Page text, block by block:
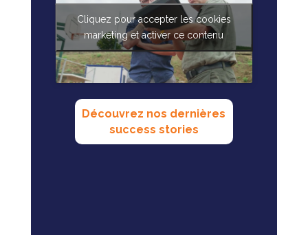
Cliquez pour accepter les cookies
marketing et activer ce contenu
Découvrez nos dernières
success stories